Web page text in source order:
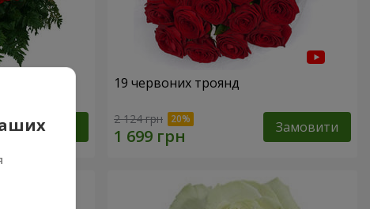
Замовити
19 червоних троянд
2 124 грн Замовити